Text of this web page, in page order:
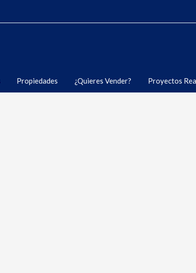
Inicio Quienes Somos
Propiedades ¿Quieres Vender? Proyectos